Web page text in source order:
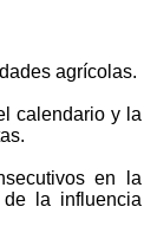
agrícolas.
calendario y la
en la
la influencia